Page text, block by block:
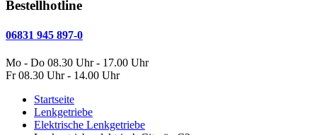
Bestellhotline
06831 945 897-0
Mo - Do 08.30 Uhr - 17.00 Uhr
Fr 08.30 Uhr - 14.00 Uhr
Startseite
Lenkgetriebe
Elektrische Lenkgetriebe